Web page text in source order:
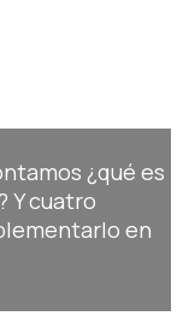
¿qué es
Y cuatro
en